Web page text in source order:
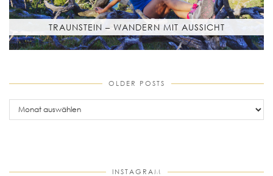
TRAUNSTEIN – WANDERN MIT AUSSICHT
OLDER POSTS
older
posts
INSTAGRAM